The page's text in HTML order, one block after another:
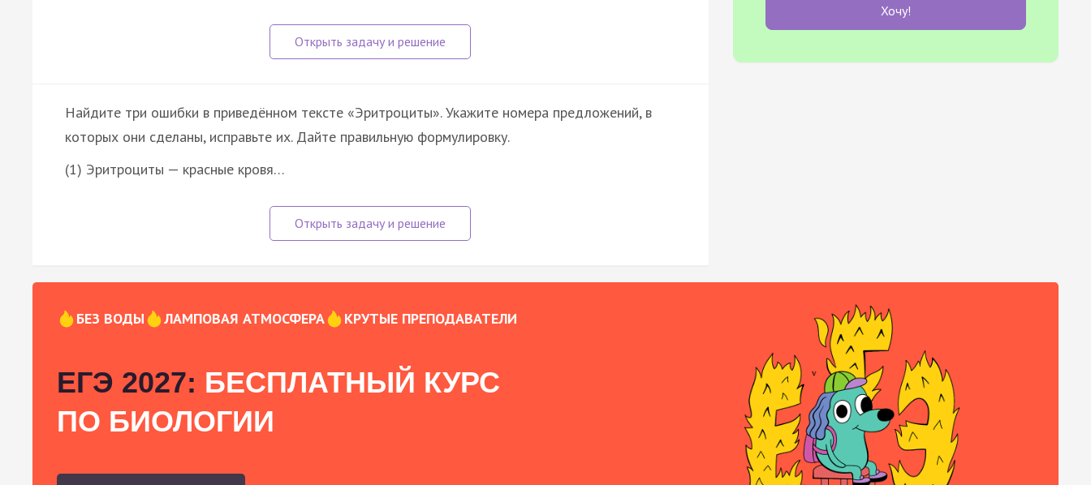
Найдите три ошибки в приведённом тексте «Эритроциты». Укажите номера предложений, в
которых они сделаны, исправьте их. Дайте правильную формулировку.
(1) Эритроциты — красные кровя…
Хочу!
БЕЗ ВОДЫ ЛАМПОВАЯ АТМОСФЕРА КРУТЫЕ ПРЕПОДАВАТЕЛИ
ЕГЭ 2027: БЕСПЛАТНЫЙ КУРС
ПО БИОЛОГИИ